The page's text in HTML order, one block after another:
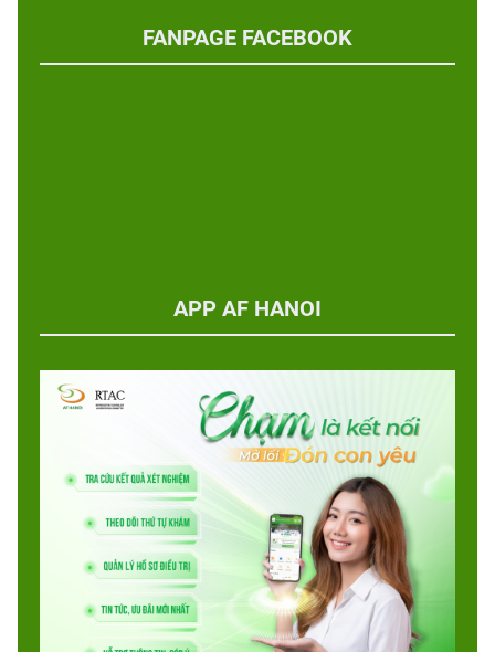
FANPAGE FACEBOOK
APP AF HANOI